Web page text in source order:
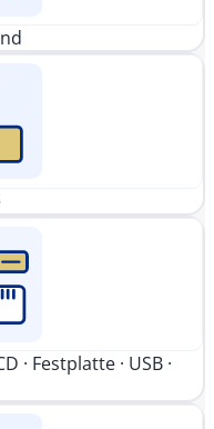
· Festplatte · USB ·